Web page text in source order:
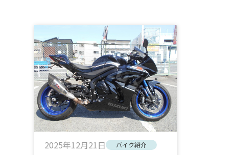
2025年12月21日 バイク紹介